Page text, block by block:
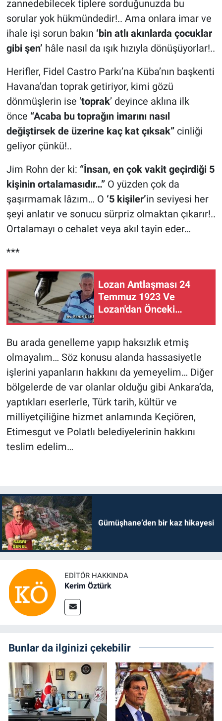
zannedebilecek tiplere sorduğunuzda bu
sorular yok hükmündedir!.. Ama onlara imar ve
ihale işi sorun bakın ‘bin atlı akınlarda çocuklar
gibi şen’ hâle nasıl da ışık hızıyla dönüşüyorlar!..
Herifler, Fidel Castro Parkı’na Küba’nın başkenti
Havana’dan toprak getiriyor, kimi gözü
dönmüşlerin ise ‘toprak’ deyince aklına ilk
önce “Acaba bu toprağın imarını nasıl
değiştirsek de üzerine kaç kat çıksak”cinliği
geliyor çünkü!..
Jim Rohn der ki: “İnsan, en çok vakit geçirdiği 5
kişinin ortalamasıdır…”O yüzden çok da
şaşırmamak lâzım… O ‘5 kişiler’in seviyesi her
şeyi anlatır ve sonucu sürpriz olmaktan çıkarır!..
Ortalamayı o cehalet veya akıl tayin eder…
***
Lozan Antlaşması 24
Temmuz 1923 Ve
Lozan'dan Önceki
Bu arada genelleme yapıp haksızlık etmiş
olmayalım… Söz konusu alanda hassasiyetle
işlerini yapanların hakkını da yemeyelim… Diğer
bölgelerde de var olanlar olduğu gibi Ankara’da,
yaptıkları eserlerle, Türk tarih, kültür ve
milliyetçiliğine hizmet anlamında Keçiören,
Etimesgut ve Polatlı belediyelerinin hakkını
teslim edelim…
Gümüşhane’den bir kaz hikayesi
EDITÖR HAKKINDA
Kerim Öztürk
Bunlar da ilginizi çekebilir